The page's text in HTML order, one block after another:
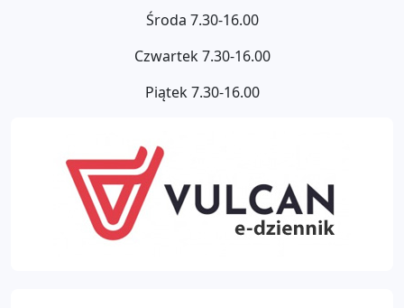
Środa 7.30-16.00
Czwartek 7.30-16.00
Piątek 7.30-16.00